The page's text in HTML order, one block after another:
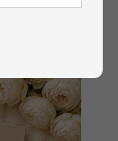
4.50 PLN